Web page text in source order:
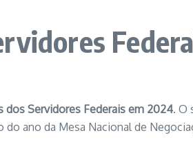
dos Servidores Federais em 2024. O
ano da Mesa Nacional de